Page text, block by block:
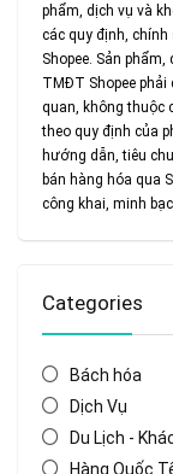
phẩm, dịch vụ và
các quy định,
Shopee. Sản
TMĐT Shopee phải
quan, không thuộc
theo quy định của
hướng dẫn, tiêu
bán hàng hóa qua
công khai, minh
Categories
Bách hóa
Dịch Vụ
Du Lịch -
Hàng Quốc